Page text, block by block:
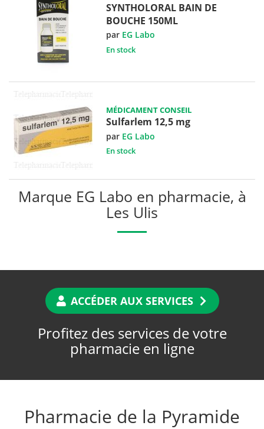
SYNTHOLORAL BAIN DE
BOUCHE 150ML
par EG Labo
En stock
MÉDICAMENT CONSEIL
Sulfarlem 12,5 mg
par EG Labo
En stock
Marque EG Labo en pharmacie, à
Les Ulis
ACCÉDER AUX SERVICES
Profitez des services de votre
pharmacie en ligne
Pharmacie de la Pyramide